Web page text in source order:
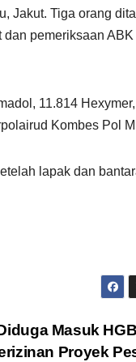
Jakut. Tiga orang
pemeriksaan
11.814
Kombes Pol
lapak dan
Masuk
Proyek